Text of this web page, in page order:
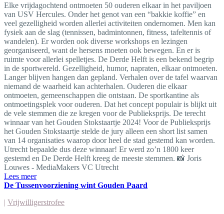
Elke vrijdagochtend ontmoeten 50 ouderen elkaar in het paviljoen
van USV Hercules. Onder het genot van een “bakkie koffie” en
veel gezelligheid worden allerlei activiteiten ondernomen. Men kan
fysiek aan de slag (tennissen, badmintonnen, fitness, tafeltennis of
wandelen). Er worden ook diverse workshops en lezingen
georganiseerd, want de hersens moeten ook bewegen. En er is
ruimte voor allerlei spelletjes. De Derde Helft is een bekend begrip
in de sportwereld. Gezelligheid, humor, napraten, elkaar ontmoeten.
Langer blijven hangen dan gepland. Verhalen over de tafel waarvan
niemand de waarheid kan achterhalen. Ouderen die elkaar
ontmoeten, gemeenschappen die ontstaan. De sportkantine als
ontmoetingsplek voor ouderen. Dat het concept populair is blijkt uit
de vele stemmen die ze kregen voor de Publieksprijs. De terecht
winnaar van het Gouden Stokstaartje 2024! Voor de Publieksprijs
het Gouden Stokstaartje stelde de jury alleen een short list samen
van 14 organisaties waarop door heel de stad gestemd kan worden.
Utrecht bepaalde dus deze winnaar! Er werd zo’n 1800 keer
gestemd en De Derde Helft kreeg de meeste stemmen. 📸 Joris
Louwes - MediaMakers VC Utrecht
Lees meer
De Tussenvoorziening wint Gouden Paard
| Vrijwilligerstrofee